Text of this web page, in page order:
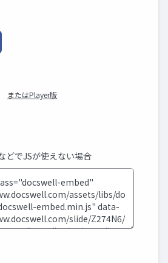
またはPlayer版
どでJSが使えない場合